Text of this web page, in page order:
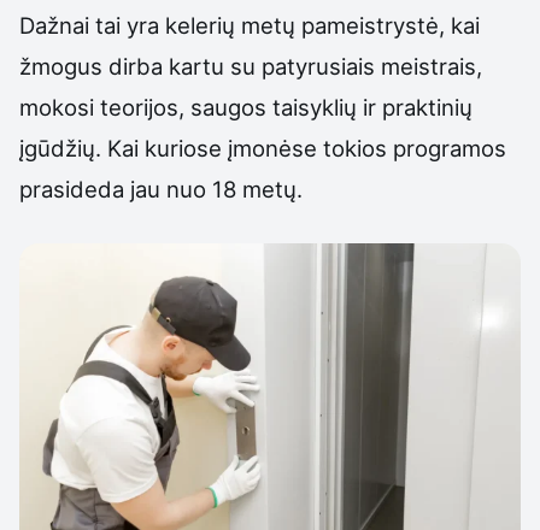
Dažnai tai yra kelerių metų pameistrystė, kai
žmogus dirba kartu su patyrusiais meistrais,
mokosi teorijos, saugos taisyklių ir praktinių
įgūdžių. Kai kuriose įmonėse tokios programos
prasideda jau nuo 18 metų.